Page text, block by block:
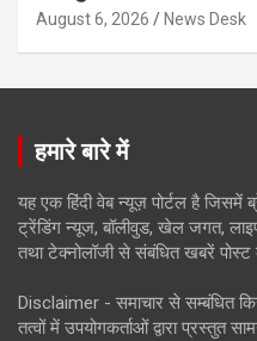
August 6, 2026 News Desk
हमारे बारे में
यह एक हिंदी वेब न्यूज़ पोर्टल है जिसमें
ट्रेंडिंग न्यूज, बॉलीवुड, खेल जगत,
तथा टेक्नोलॉजी से संबंधित खबरें पोस्ट
Disclaimer - समाचार से सम्बंधित
तत्वों में उपयोगकर्ताओं द्वारा प्रस्तुत